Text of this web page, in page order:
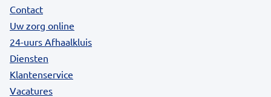
Contact
Uw zorg online
24-uurs Afhaalkluis
Diensten
Klantenservice
Vacatures